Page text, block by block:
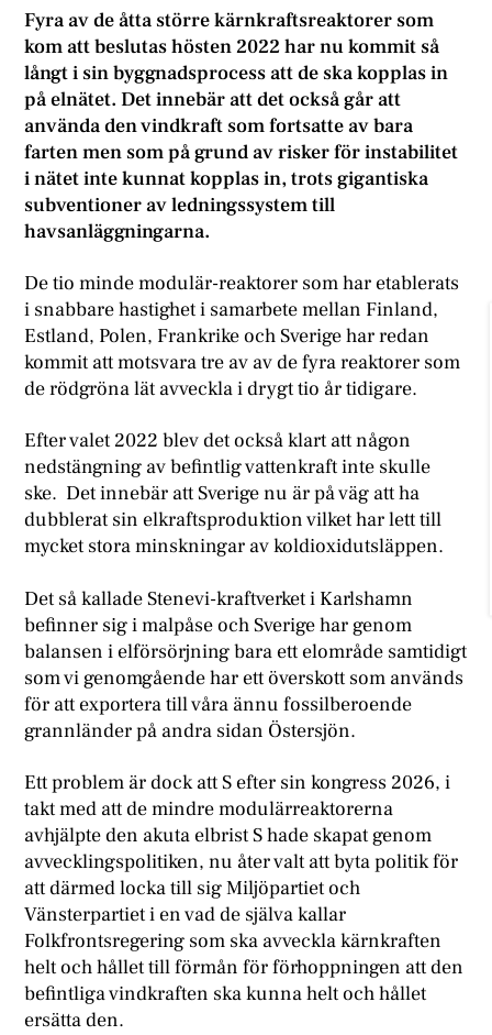
Fyra av de åtta större kärnkraftsreaktorer som
kom att beslutas hösten 2022 har nu kommit så
långt i sin byggnadsprocess att de ska kopplas in
på elnätet. Det innebär att det också går att
använda den vindkraft som fortsatte av bara
farten men som på grund av risker för instabilitet
i nätet inte kunnat kopplas in, trots gigantiska
subventioner av ledningssystem till
havsanläggningarna.
De tio minde modulär-reaktorer som har etablerats
i snabbare hastighet i samarbete mellan Finland,
Estland, Polen, Frankrike och Sverige har redan
kommit att motsvara tre av av de fyra reaktorer som
de rödgröna lät avveckla i drygt tio år tidigare.
Efter valet 2022 blev det också klart att någon
nedstängning av befintlig vattenkraft inte skulle
ske. Det innebär att Sverige nu är på väg att ha
dubblerat sin elkraftsproduktion vilket har lett till
mycket stora minskningar av koldioxidutsläppen.
Det så kallade Stenevi-kraftverket i Karlshamn
befinner sig i malpåse och Sverige har genom
balansen i elförsörjning bara ett elområde samtidigt
som vi genomgående har ett överskott som används
för att exportera till våra ännu fossilberoende
grannländer på andra sidan Östersjön.
Ett problem är dock att S efter sin kongress 2026, i
takt med att de mindre modulärreaktorerna
avhjälpte den akuta elbrist S hade skapat genom
avvecklingspolitiken, nu åter valt att byta politik för
att därmed locka till sig Miljöpartiet och
Vänsterpartiet i en vad de själva kallar
Folkfrontsregering som ska avveckla kärnkraften
helt och hållet till förmån för förhoppningen att den
befintliga vindkraften ska kunna helt och hållet
ersätta den.